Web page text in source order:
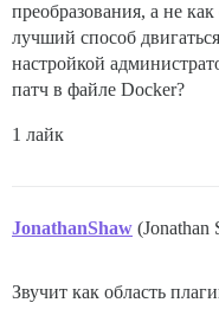
преобразования, а не
лучший способ
настройкой
патч в файле Docker?
1 лайк
JonathanShaw (Jonathan
Звучит как область